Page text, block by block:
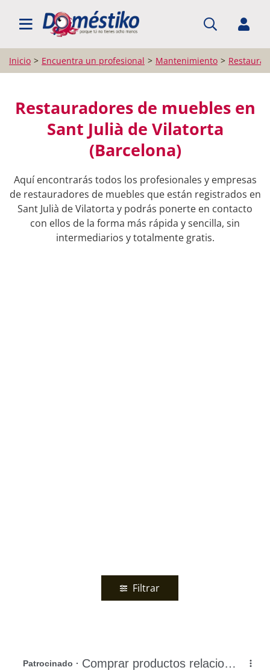
BUSCAR PROFESIONALES
Inicio Encuentra un profesional Mantenimiento
Restauradores de muebles en
Sant Julià de Vilatorta
(Barcelona)
Aquí encontrarás todos los profesionales y empresas
de restauradores de muebles que están registrados en
Sant Julià de Vilatorta y podrás ponerte en contacto
con ellos de la forma más rápida y sencilla, sin
intermediarios y totalmente gratis.
Filtrar